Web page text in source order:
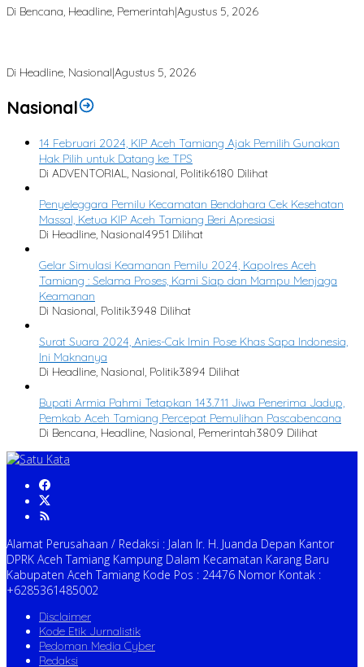
Di Bencana, Headline, Pemerintah|Agustus 5, 2026
Di Headline, Nasional|Agustus 5, 2026
Nasional
14 Februari 2024, KIP Aceh Tamiang Ajak Pemilih Gunakan
Hak Pilih untuk Datang ke TPS
Di ADVENTORIAL, Nasional, Politik6180 Dilihat
Penyeleggara Pemilu Kecamatan Bendahara Cek Kesehatan
Massal, Ketua KIP Aceh Tamiang Beri Apresiasi
Di Headline, Nasional4951 Dilihat
Gelar Simulasi Keamanan Pemilu 2024, Kapolres Aceh
Tamiang : Selama Proses, Kami Siap dan Mampu Menjaga
Keamanan
Di Nasional, Politik3948 Dilihat
Surat Suara 2024, Anies-Cak Imin Pose Khas Sapa Indonesia,
Ini Maknanya
Di Headline, Nasional, Politik3894 Dilihat
Bupati Armia Pahmi Tetapkan 143.711 Jiwa Penerima Jadup,
Pemkab Aceh Tamiang Percepat Pemulihan Pascabencana
Di Bencana, Headline, Nasional, Pemerintah3809 Dilihat
Alamat Perusahaan / Redaksi : Jalan Ir. H. Juanda Depan Kantor
DPRK Aceh Tamiang Kampung Dalam Kecamatan Karang Baru
Kabupaten Aceh Tamiang Kode Pos : 24476 Nomor Kontak :
+6285361485002
Disclaimer
Kode Etik Jurnalistik
Pedoman Media Cyber
Redaksi